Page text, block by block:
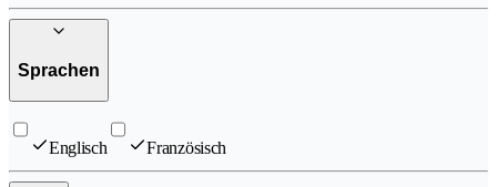
Sprachen
Englisch Französisch